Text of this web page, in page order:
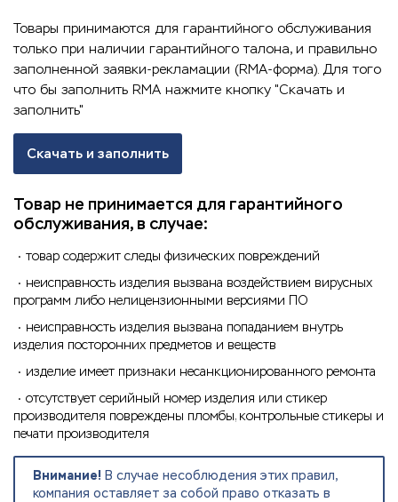
Товары принимаются для гарантийного обслуживания
только при наличии гарантийного талона, и правильно
заполненной заявки-рекламации (RMA-форма). Для того
что бы заполнить RMA нажмите кнопку "Скачать и
заполнить"
Скачать и заполнить
Товар не принимается для гарантийного
обслуживания, в случае:
товар содержит следы физических повреждений
неисправность изделия вызвана воздействием вирусных
программ либо нелицензионными версиями ПО
неисправность изделия вызвана попаданием внутрь
изделия посторонних предметов и веществ
изделие имеет признаки несанкционированного ремонта
отсутствует серийный номер изделия или стикер
производителя повреждены пломбы, контрольные стикеры и
печати производителя
Внимание! В случае несоблюдения этих правил,
компания оставляет за собой право отказать в